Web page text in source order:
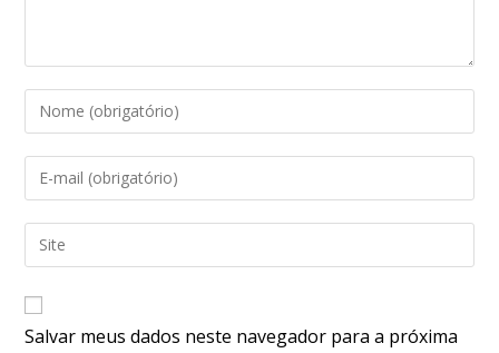
Salvar meus dados neste navegador para a próxima